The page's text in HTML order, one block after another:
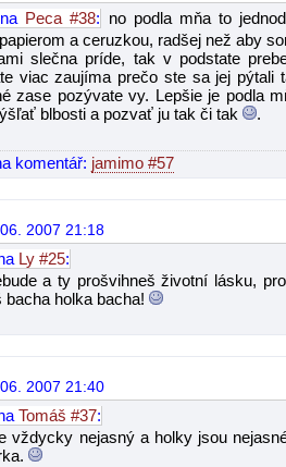
Peca #38: no podla mňa to
a ceruzkou, radšej než aby
slečna príde, tak v podstate
viac zaujíma prečo ste sa jej pýtali
zase pozývate vy. Lepšie je podla
blbosti a pozvať ju tak či tak
.
komentář: jamimo #57
2007 21:18
Ly #25:
a ty prošvihneš životní lásku,
bacha holka bacha!
2007 21:40
Tomáš #37:
vždycky nejasný a holky jsou